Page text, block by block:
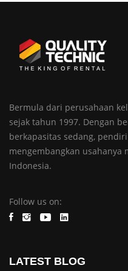
Bermula dari perusahaan
sejak tahun 1997. Dengan
berkapasitas sedang,
mengembangkan usahanya
Indonesia.
Follow us on:
LATEST BLOG